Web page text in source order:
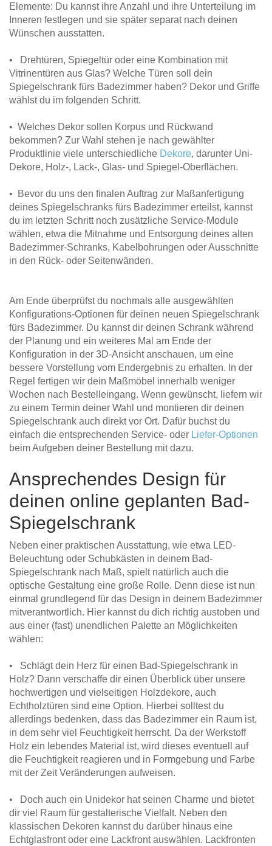
Elemente: Du kannst ihre Anzahl und ihre Unterteilung im
Inneren festlegen und sie später separat nach deinen
Wünschen ausstatten.
• Drehtüren, Spiegeltür oder eine Kombination mit
Vitrinentüren aus Glas? Welche Türen soll dein
Spiegelschrank fürs Badezimmer haben? Dekor und Griffe
wählst du im folgenden Schritt.
• Welches Dekor sollen Korpus und Rückwand
bekommen? Zur Wahl stehen je nach gewählter
Produktlinie viele unterschiedliche Dekore, darunter Uni-
Dekore, Holz-, Lack-, Glas- und Spiegel-Oberflächen.
• Bevor du uns den finalen Auftrag zur Maßanfertigung
deines Spiegelschranks fürs Badezimmer erteilst, kannst
du im letzten Schritt noch zusätzliche Service-Module
wählen, etwa die Mitnahme und Entsorgung deines alten
Badezimmer-Schranks, Kabelbohrungen oder Ausschnitte
in den Rück- oder Seitenwänden.
Am Ende überprüfst du nochmals alle ausgewählten
Konfigurations-Optionen für deinen neuen Spiegelschrank
fürs Badezimmer. Du kannst dir deinen Schrank während
der Planung und ein weiteres Mal am Ende der
Konfiguration in der 3D-Ansicht anschauen, um eine
bessere Vorstellung vom Endergebnis zu erhalten. In der
Regel fertigen wir dein Maßmöbel innerhalb weniger
Wochen nach Bestelleingang. Wenn gewünscht, liefern wir
zu einem Termin deiner Wahl und montieren dir deinen
Spiegelschrank auch direkt vor Ort. Dafür buchst du
einfach die entsprechenden Service- oder Liefer-Optionen
beim Aufgeben deiner Bestellung mit dazu.
Ansprechendes Design für
deinen online geplanten Bad-
Spiegelschrank
Neben einer praktischen Ausstattung, wie etwa LED-
Beleuchtung oder Schubkästen in deinem Bad-
Spiegelschrank nach Maß, spielt natürlich auch die
optische Gestaltung eine große Rolle. Denn diese ist nun
einmal grundlegend für das Design in deinem Badezimmer
mitverantwortlich. Hier kannst du dich richtig austoben und
aus einer (fast) unendlichen Palette an Möglichkeiten
wählen:
• Schlägt dein Herz für einen Bad-Spiegelschrank in
Holz? Dann verschaffe dir einen Überblick über unsere
hochwertigen und vielseitigen Holzdekore, auch
Echtholztüren sind eine Option. Hierbei solltest du
allerdings bedenken, dass das Badezimmer ein Raum ist,
in dem sehr viel Feuchtigkeit herrscht. Da der Werkstoff
Holz ein lebendes Material ist, wird dieses eventuell auf
die Feuchtigkeit reagieren und in Formgebung und Farbe
mit der Zeit Veränderungen aufweisen.
• Doch auch ein Unidekor hat seinen Charme und bietet
dir viel Raum für gestalterische Vielfalt. Neben den
klassischen Dekoren kannst du darüber hinaus eine
Echtglasfront oder eine Lackfront auswählen. Lackfronten